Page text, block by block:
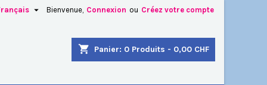
Bienvenue, Connexion ou Créez votre compte

shopping_cart Panier: 0 Produits - 0,00 CHF